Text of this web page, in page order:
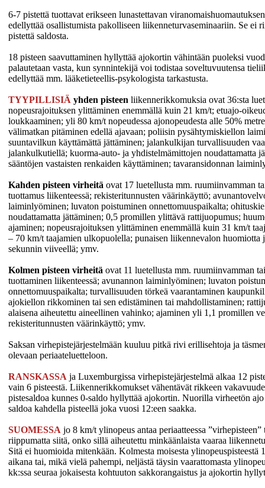
6-7 pistettä tuottavat erikseen lunastettavan
edellyttää osallistumista pakolliseen liikenneturvaseminaariin. Se ei
pistettä saldosta.
18 pisteen saavuttaminen hyllyttää ajokortin vähintään puoleksi
palautetaan vasta, kun synnintekijä voi todistaa soveltuvuutensa
edellyttää mm. lääketieteellis-psykologista tarkastusta.
TYYPILLISIÄ yhden pisteen liikennerikkomuksia ovat 36:sta
nopeusrajoituksen ylittäminen enemmällä kuin 21 km/t; etuajo-
loukkaaminen; yli 80 km/t nopeudessa ajonopeudesta alle 50%
välimatkan pitäminen edellä ajavaan; poliisin pysähtymiskiellon
suuntavilkun käyttämättä jättäminen; jalankulkijan turvallisuuden
jalankulkutiellä; kuorma-auto- ja yhdistelmämittojen noudattamatta
sääntöjen vastaisten renkaiden käyttäminen; tavaransidonnan
Kahden pisteen virheitä ovat 17 luetellusta mm. ruumiinvamman
tuottamus liikenteessä; rekisteritunnusten väärinkäyttö;
laiminlyöminen; luvaton poistuminen onnettomuuspaikalta;
noudattamatta jättäminen; 0,5 promillen ylittävä rattijuopumus;
ajaminen; nopeusrajoituksen ylittäminen enemmällä kuin 31 km/t
– 70 km/t taajamien ulkopuolella; punaisen liikennevalon huomiotta
sekunnin viiveellä; ymv.
Kolmen pisteen virheitä ovat 11 luetellusta mm. ruumiinvamman
tuottaminen liikenteessä; avunannon laiminlyöminen; luvaton
onnettomuuspaikalta; turvallisuuden törkeä vaarantaminen
ajokiellon rikkominen tai sen edistäminen tai mahdollistaminen;
alaisena aiheutettu aineellinen vahinko; ajaminen yli 1,1 promillen
rekisteritunnusten väärinkäyttö; ymv.
Saksan virhepistejärjestelmään kuuluu pitkä rivi erillisehtoja ja
olevaan periaateluetteloon.
RANSKASSA ja Luxemburgissa virhepistejärjestelmä alkaa 12
vain 6 pisteestä. Liikennerikkomukset vähentävät rikkeen
pistesaldoa kunnes 0-saldo hyllyttää ajokortin. Nuorilla virheetön
saldoa kahdella pisteellä joka vuosi 12:een saakka.
SUOMESSA jo 8 km/t ylinopeus antaa periaatteessa ”virhepisteen”
riippumatta siitä, onko sillä aiheutettu minkäänlaista vaaraa
Sitä ei huomioida mitenkään. Kolmesta moisesta ylinopeuspisteestä
aikana tai, mikä vielä pahempi, neljästä täysin vaarattomasta
kk:ssa seuraa jokaisesta kohtuuton sakkorangaistus ja ajokortin